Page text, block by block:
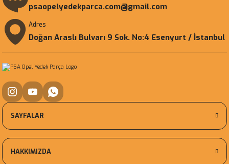
psaopelyedekparca.com@gmail.com
Adres
Doğan Araslı Bulvarı 9 Sok. No:4 Esenyurt / İstanbul
SAYFALAR
HAKKIMIZDA